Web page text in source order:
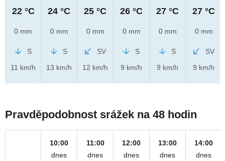
22 °C
0 mm
S
11 km/h
24 °C
0 mm
S
13 km/h
25 °C
0 mm
SV
12 km/h
26 °C
0 mm
S
9 km/h
27 °C
0 mm
S
9 km/h
27 °C
0 mm
SV
9 km/h
Pravděpodobnost srážek na 48 hodin
10:00
dnes
11:00
dnes
12:00
dnes
13:00
dnes
14:00
dnes